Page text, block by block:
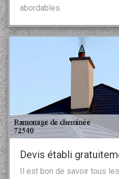
abordables.
Devis établi
Il est bon de savoir tous